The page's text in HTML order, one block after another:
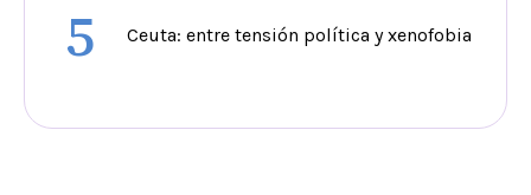
5 Ceuta: entre tensión política y xenofobia